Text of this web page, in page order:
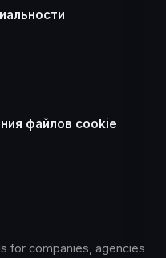
файлов cookie
for companies, agencies